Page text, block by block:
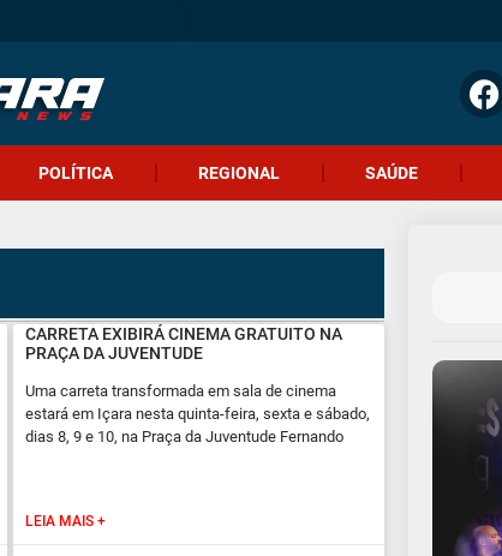
POLÍTICA REGIONAL SAÚDE
CARRETA EXIBIRÁ CINEMA GRATUITO NA
PRAÇA DA JUVENTUDE
Uma carreta transformada em sala de cinema
estará em Içara nesta quinta-feira, sexta e sábado,
dias 8, 9 e 10, na Praça da Juventude Fernando
LEIA MAIS +